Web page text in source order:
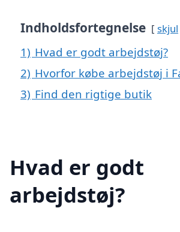
Indholdsfortegnelse skjul
1) Hvad er godt arbejdstøj?
2) Hvorfor købe arbejdstøj i
3) Find den rigtige butik
Hvad er godt
arbejdstøj?